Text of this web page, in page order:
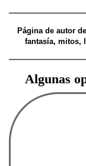
Página de autor
fantasía, mitos,
Algunas